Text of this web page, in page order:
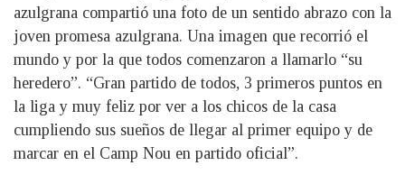
azulgrana compartió una foto de un sentido abrazo con la
joven promesa azulgrana. Una imagen que recorrió el
mundo y por la que todos comenzaron a llamarlo “su
heredero”. “Gran partido de todos, 3 primeros puntos en
la liga y muy feliz por ver a los chicos de la casa
cumpliendo sus sueños de llegar al primer equipo y de
marcar en el Camp Nou en partido oficial”.